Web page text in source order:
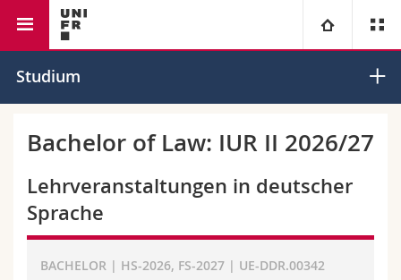
Universität
Forschung
Universität
Rechtswissenschaftliche Fak.
Wirtschafts- und Sozialwissenschaftliche Fak.
Studieninteressierte
Studierende
Ressourcen
Personenverzeichnis
Studium
Bachelor of Law: IUR II 2026/27
Lehrveranstaltungen in deutscher
Sprache
BACHELOR | HS-2026, FS-2027 | UE-DDR.00342